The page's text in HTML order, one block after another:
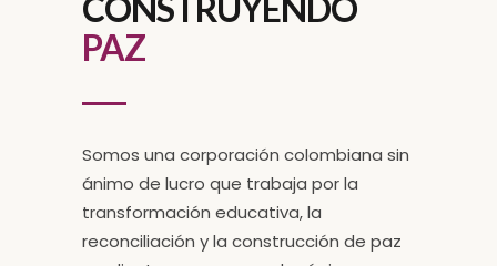
PAZ
Somos una corporación colombiana sin
ánimo de lucro que trabaja por la
transformación educativa, la
reconciliación y la construcción de paz